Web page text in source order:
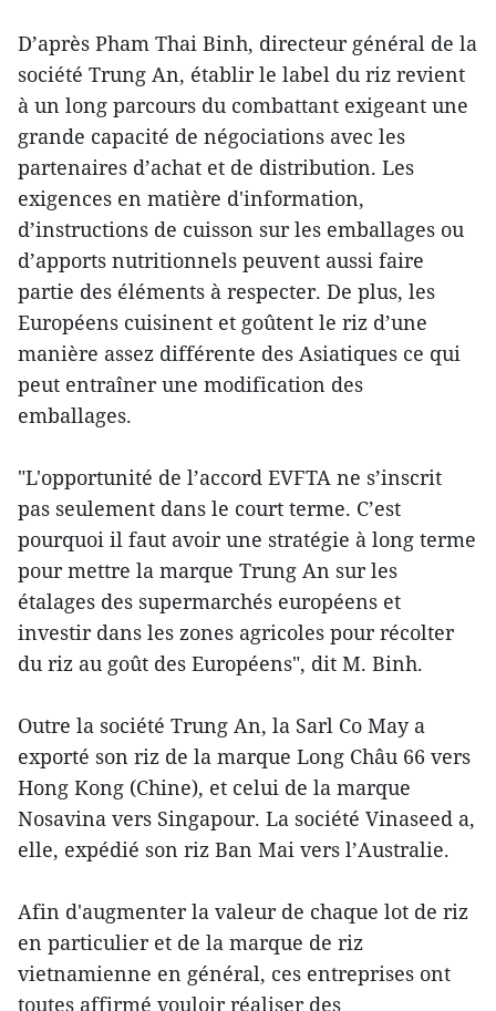
D’après Pham Thai Binh, directeur général de la
société Trung An, établir le label du riz revient
à un long parcours du combattant exigeant une
grande capacité de négociations avec les
partenaires d’achat et de distribution. Les
exigences en matière d'information,
d’instructions de cuisson sur les emballages ou
d’apports nutritionnels peuvent aussi faire
partie des éléments à respecter. De plus, les
Européens cuisinent et goûtent le riz d’une
manière assez différente des Asiatiques ce qui
peut entraîner une modification des
emballages.
"L'opportunité de l’accord EVFTA ne s’inscrit
pas seulement dans le court terme. C’est
pourquoi il faut avoir une stratégie à long terme
pour mettre la marque Trung An sur les
étalages des supermarchés européens et
investir dans les zones agricoles pour récolter
du riz au goût des Européens", dit M. Binh.
Outre la société Trung An, la Sarl Co May a
exporté son riz de la marque Long Châu 66 vers
Hong Kong (Chine), et celui de la marque
Nosavina vers Singapour. La société Vinaseed a,
elle, expédié son riz Ban Mai vers l’Australie.
Afin d'augmenter la valeur de chaque lot de riz
en particulier et de la marque de riz
vietnamienne en général, ces entreprises ont
toutes affirmé vouloir réaliser des